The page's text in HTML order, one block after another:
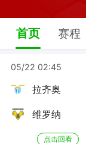
首页 赛程
05/22 02:45
拉齐奥
维罗纳
点击回看